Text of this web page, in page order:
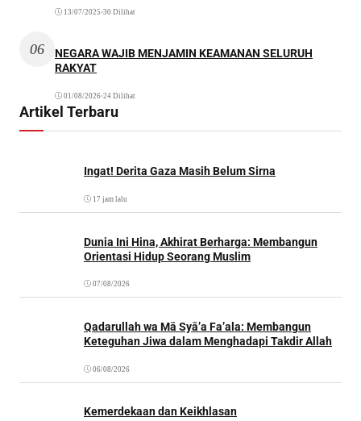
13/07/2025 •30 Dilihat
06
NEGARA WAJIB MENJAMIN KEAMANAN SELURUH
RAKYAT
01/08/2026•24 Dilihat
Artikel Terbaru
Ingat! Derita Gaza Masih Belum Sirna
17 jam lalu
Dunia Ini Hina, Akhirat Berharga: Membangun
Orientasi Hidup Seorang Muslim
07/08/2026
Qadarullah wa Mā Syā’a Fa’ala: Membangun
Keteguhan Jiwa dalam Menghadapi Takdir Allah
06/08/2026
Kemerdekaan dan Keikhlasan